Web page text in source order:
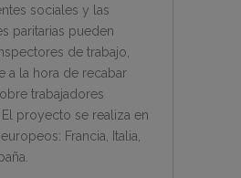
sociales y las
paritarias pueden
de trabajo,
a la hora de recabar
trabajadores
proyecto se realiza en
Francia, Italia,